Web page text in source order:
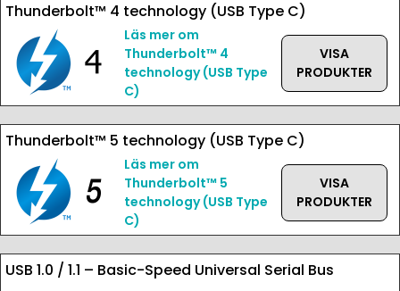
Thunderbolt™ 4 technology (USB Type C)
Läs mer om
Thunderbolt™ 4
technology (USB Type
C)
VISA
PRODUKTER
Thunderbolt™ 5 technology (USB Type C)
Läs mer om
Thunderbolt™ 5
technology (USB Type
C)
VISA
PRODUKTER
USB 1.0 / 1.1 – Basic-Speed Universal Serial Bus